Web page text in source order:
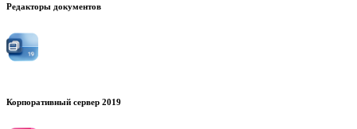
Редакторы документов
Корпоративный сервер 2019